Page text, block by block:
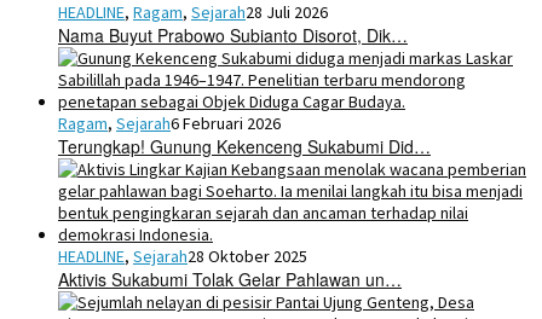
HEADLINE, Ragam, Sejarah28 Juli 2026
Nama Buyut Prabowo Subianto Disorot, Dik…
Ragam, Sejarah6 Februari 2026
Terungkap! Gunung Kekenceng Sukabumi Did…
HEADLINE, Sejarah28 Oktober 2025
Aktivis Sukabumi Tolak Gelar Pahlawan un…